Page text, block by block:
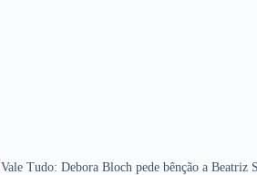
Vale Tudo: Debora Bloch pede bênção a Beatriz